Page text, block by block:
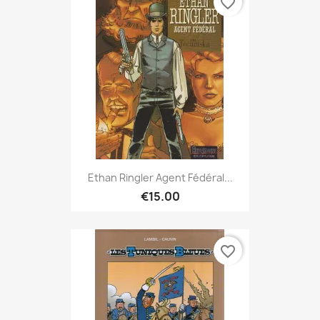
Ethan Ringler Agent Fédéral...
€15.00
favorite_border